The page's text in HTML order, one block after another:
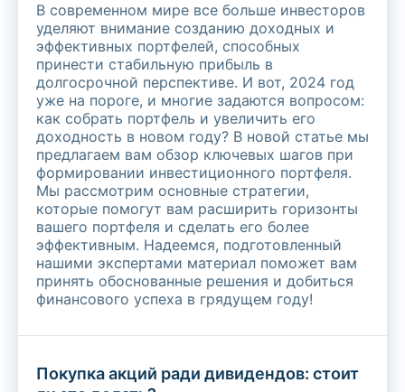
В современном мире все больше инвесторов
уделяют внимание созданию доходных и
эффективных портфелей, способных
принести стабильную прибыль в
долгосрочной перспективе. И вот, 2024 год
уже на пороге, и многие задаются вопросом:
как собрать портфель и увеличить его
доходность в новом году? В новой статье мы
предлагаем вам обзор ключевых шагов при
формировании инвестиционного портфеля.
Мы рассмотрим основные стратегии,
которые помогут вам расширить горизонты
вашего портфеля и сделать его более
эффективным. Надеемся, подготовленный
нашими экспертами материал поможет вам
принять обоснованные решения и добиться
финансового успеха в грядущем году!
Покупка акций ради дивидендов: стоит